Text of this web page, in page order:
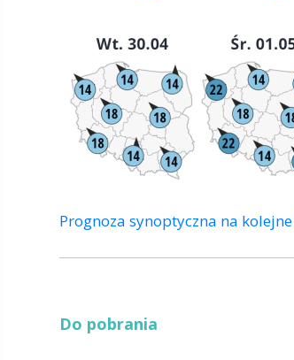
Prognoza synoptyczna na
Do pobrania